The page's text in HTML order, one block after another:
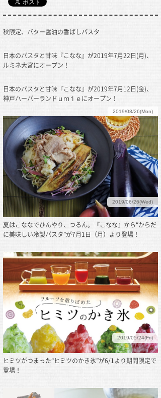
2019/08/26(Mon)
秋限定、バター醤油の香ばしパスタ
2019/07/18(Thu)
日本のパスタと甘味『こなな』が2019年7月22日(月)、
ルミネ大宮にオープン！
2019/07/08(Mon)
日本のパスタと甘味『こなな』が2019年7月12日(金)、
神戸ハーバーランドｕｍｉｅにオープン！
2019/06/26(Wed)
夏はこななでひんやり、つるん。『こなな』から“からだ
に美味しい冷製パスタ”が7月1日（月）より登場！
2019/05/24(Fri)
ヒミツがつまった“ヒミツのかき氷”が6/1より期間限定で
登場！